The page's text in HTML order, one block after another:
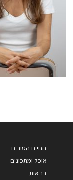
החיים הטובים
אוכל ומתכונים
בריאות